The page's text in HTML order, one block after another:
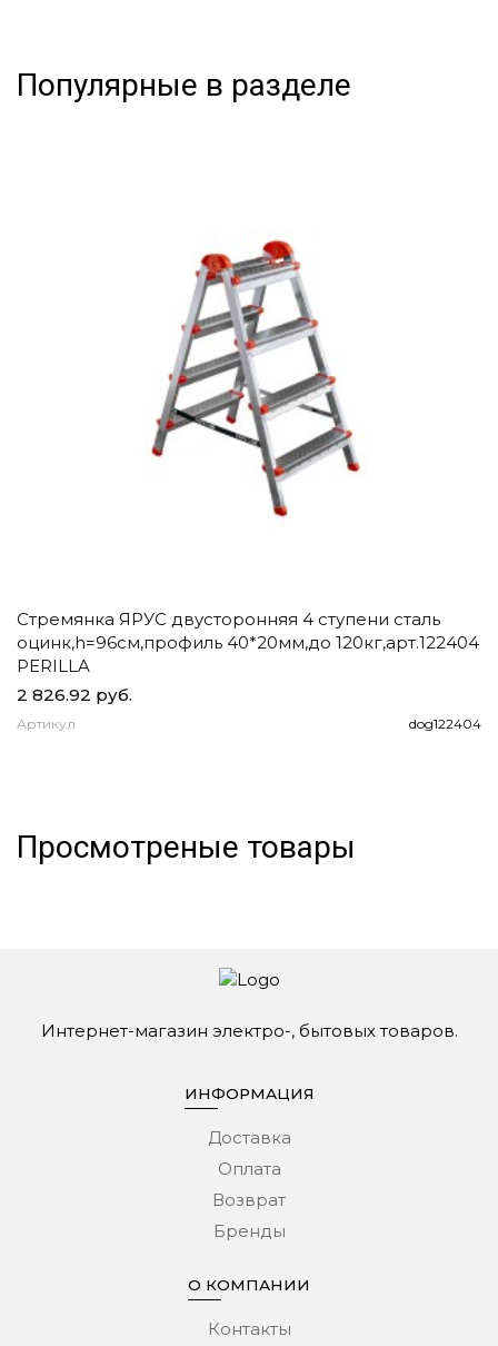
Популярные в разделе
Стремянка ЯРУС двусторонняя 4 ступени сталь
оцинк,h=96см,профиль 40*20мм,до 120кг,арт.122404
PERILLA
2 826.92 руб.
Артикул dog122404
Просмотреные товары
Интернет-магазин электро-, бытовых товаров.
ИНФОРМАЦИЯ
Доставка
Оплата
Возврат
Бренды
О КОМПАНИИ
Контакты